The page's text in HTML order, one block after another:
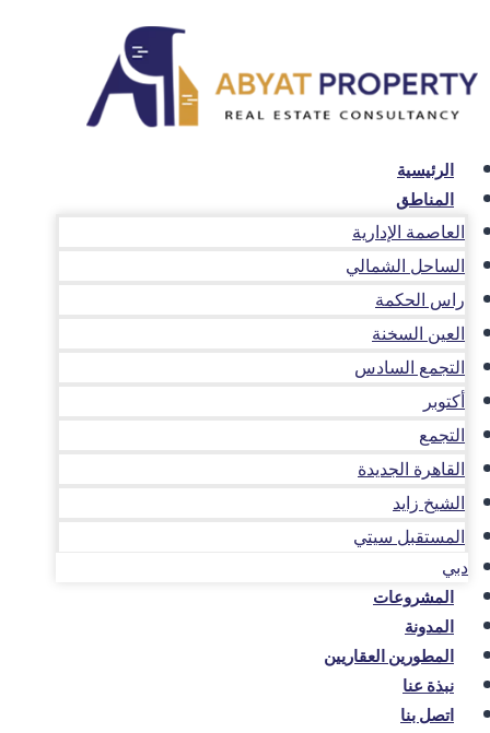
المحتوى
الرئيسية
المناطق
العاصمة الإدارية
الساحل الشمالي
راس الحكمة
العين السخنة
التجمع السادس
أكتوبر
التجمع
القاهرة الجديدة
الشيخ زايد
المستقبل سيتي
دبي
المشروعات
المدونة
المطورين العقاريين
نبذة عنا
اتصل بنا